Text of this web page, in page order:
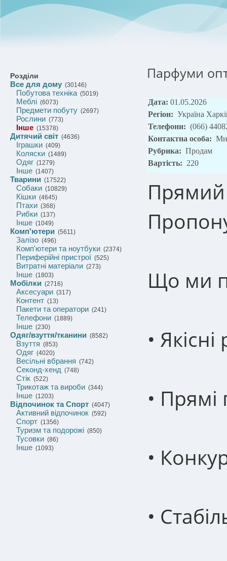
Розділи
Все для дому (30146)
Побутова техніка(5019)
Меблі (6073)
Предмети побуту (2697)
Рослини (773)
Інше (15378)
Дитячий світ (4636)
Іграшки (409)
Коляски (1489)
Одяг (1279)
Інше (1407)
Тварини (17522)
Собаки (10829)
Кішки (4645)
Птахи (368)
Рибки (137)
Інше (1049)
Комп'ютери (5611)
Залізо (496)
Комп'ютери та ноутбуки (2374)
Периферійні пристрої (525)
Витратні матеріали (273)
Інше (1803)
Мобілки (2716)
Аксесуари (317)
Контент (13)
Пакети та оператори (241)
Телефони (1889)
Інше (230)
Одяг/взуття/тканини (8582)
Взуття (853)
Одяг (4020)
Весільні вбрання (742)
Секонд-хенд (748)
Стік (522)
Трикотаж та вироби (344)
Інше (1203)
Відпочинок та Спорт (4047)
Активний відпочинок (592)
Спорт (1356)
Туризм та подорожі (850)
Тусовки (86)
Інше (1093)
Парфуми
Дата: 01.05.2026
Регіон: Україна
Телефони: (066)
Контактна особа:
Рубрика: Продам
Вартість: 220
Прямий
Що ми
•
• Прямі
•
•